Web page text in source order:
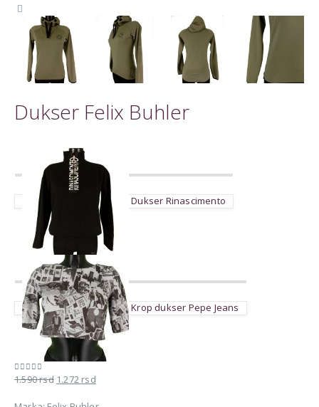
Dukser Felix Buhler
Dukser Rinascimento
Krop dukser Pepe Jeans
0out of 5
1.590rsd Originalna
1.272 rsdTrenutna